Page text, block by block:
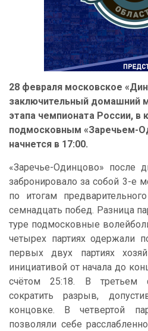
28 февраля московское
заключительный домашний
этапа чемпионата России, в
подмосковным «Заречьем-
начнется в 17:00.
«Заречье-Одинцово» после
забронировало за собой 3-е
по итогам
семнадцать побед. Разница
туре подмосковные
четырех партиях одержали
первых двух партиях
инициативой от начала до
счётом 25:18. В третьем
сократить разрыв,
концовке. В четвертой
позволяли себе